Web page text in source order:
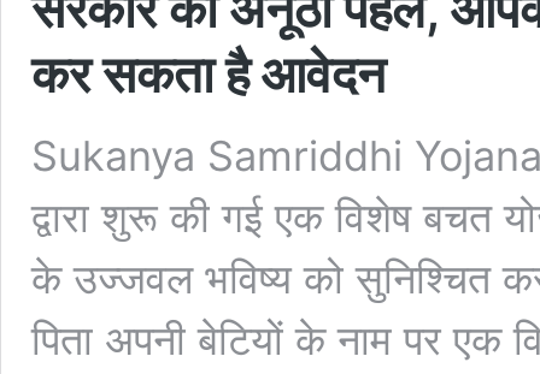
कर सकता है आवेदन
Sukanya Samriddhi Yojana :
द्वारा शुरू की गई एक विशेष बचत
के उज्जवल भविष्य को सुनिश्चित
पिता अपनी बेटियों के नाम पर